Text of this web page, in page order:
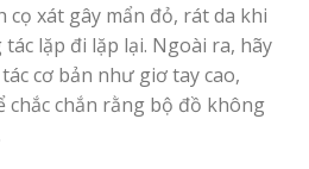
xát gây mẩn đỏ, rát da khi
lặp đi lặp lại. Ngoài ra, hãy
cơ bản như giơ tay cao,
chắc chắn rằng bộ đồ không